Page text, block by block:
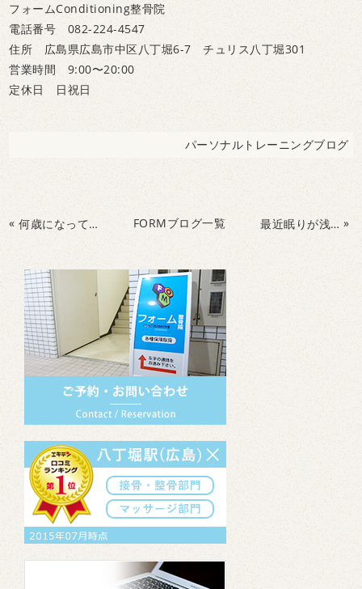
フォームConditioning整骨院
電話番号 082-224-4547
住所 広島県広島市中区八丁堀6-7 チュリス八丁堀301
営業時間 9:00〜20:00
定休日 日祝日
パーソナルトレーニングブログ
« 何歳になっても自分の足で歩くには FORMブログ一覧 最近眠りが浅いな～と思う方 »